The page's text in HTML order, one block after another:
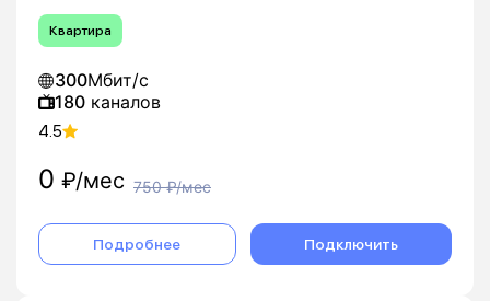
Квартира
300Мбит/с
180 каналов
4.5
0 ₽/мес 750₽/мес
Подробнее Подключить